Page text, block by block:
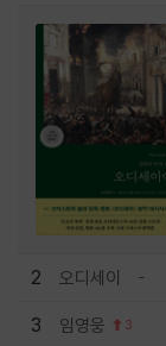
2 오디세이
3 임영웅 3